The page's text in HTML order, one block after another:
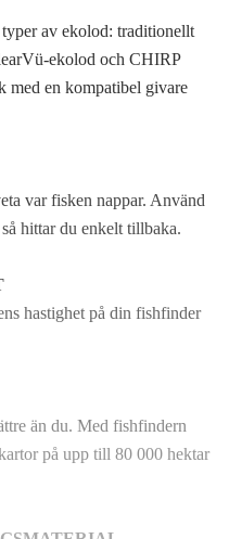
av ekolod: traditionellt
ekolod och CHIRP
med en kompatibel givare
var fisken nappar. Använd
hittar du enkelt tillbaka.
hastighet på din fishfinder
än du. Med fishfindern
på upp till 80 000 hektar